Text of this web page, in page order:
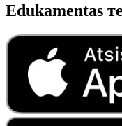
Edukamentas